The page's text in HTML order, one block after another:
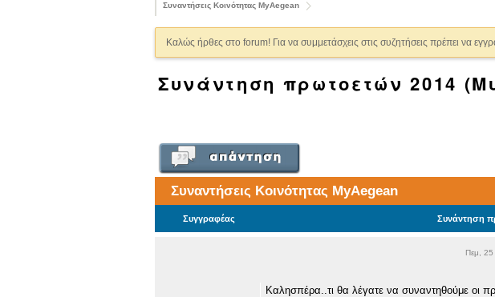
Συναντήσεις Κοινότητας MyAegean
Καλώς ήρθες στο forum! Για να συμμετάσχεις στις συζητήσεις πρέπει να
Συνάντηση πρωτοετών 2014
Συναντήσεις Κοινότητας MyAegean
Συγγραφέας Συνάντηση
Πεμ,
Καλησπέρα..τι θα λέγατε να συναντηθούμε οι